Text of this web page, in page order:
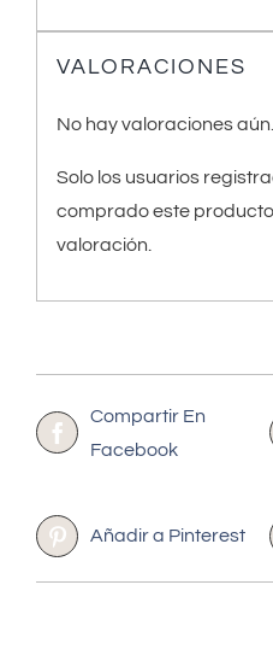
VALORACIONES
No hay valoraciones aún.
Solo los usuarios
comprado este
valoración.
Compartir En
Facebook
Añadir a Pinterest